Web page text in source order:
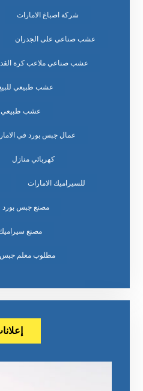
شركة اصباغ الامارات
عشب صناعي على الجدران
عشب صناعي ملاعب كرة
عشب طبيعي
عشب طبيعي
عمال جبس بورد في
كهربائي منازل
للسيراميك الامارات
مصنع جبس بورد
مصنع سيراميك
مطلوب معلم جبس